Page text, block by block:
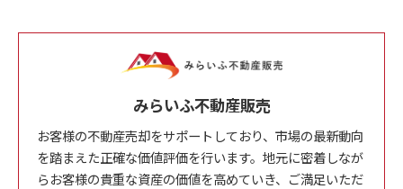
みらいふ不動産販売
お客様の不動産売却をサポートしており、市場の最新動向
を踏まえた正確な価値評価を行います。地元に密着しなが
らお客様の貴重な資産の価値を高めていき、ご満足いただ